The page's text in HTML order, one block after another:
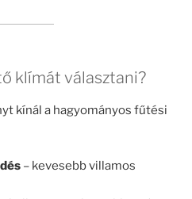
klímát választani?
kínál a hagyományos fűtési
– kevesebb villamos